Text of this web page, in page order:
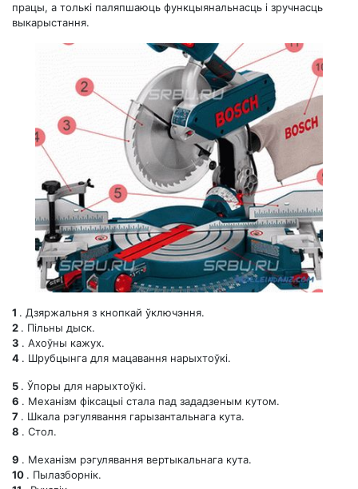
працы, а толькі паляпшаюць функцыянальнасць і зручнасць
выкарыстання.
1 . Дзяржальня з кнопкай ўключэння.
2 . Пільны дыск.
3 . Ахоўны кажух.
4 . Шрубцынга для мацавання нарыхтоўкі.
5 . Ўпоры для нарыхтоўкі.
6 . Механізм фіксацыі стала пад зададзеным кутом.
7 . Шкала рэгулявання гарызантальнага кута.
8 . Стол.
9 . Механізм рэгулявання вертыкальнага кута.
10 . Пылазборнік.